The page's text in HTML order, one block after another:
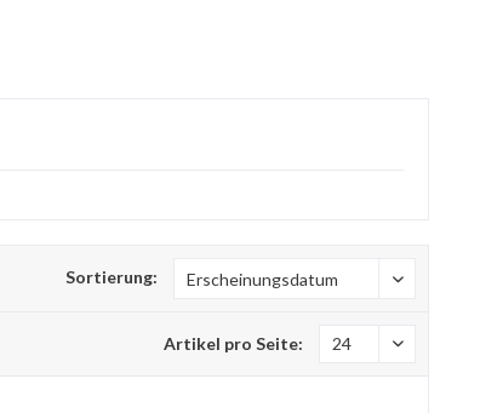
Sortierung:
Artikel pro Seite: